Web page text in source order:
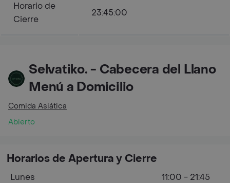
Horario de
Cierre
23:45:00
Selvatiko. - Cabecera del Llano
Menú a Domicilio
Comida Asiática
Abierto
Horarios de Apertura y Cierre
Lunes
11:00 - 21:45